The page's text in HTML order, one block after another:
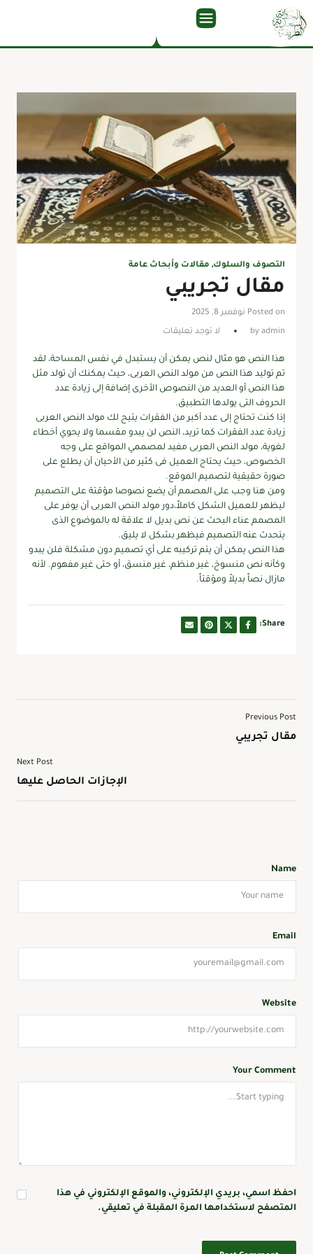
التصوف والسلوك, مقالات وأبحاث عامة
مقال تجريبي
Posted on نوفمبر 8, 2025
by admin لا توجد تعليقات
هذا النص هو مثال لنص يمكن أن يستبدل في نفس المساحة، لقد
تم توليد هذا النص من مولد النص العربى، حيث يمكنك أن تولد مثل
هذا النص أو العديد من النصوص الأخرى إضافة إلى زيادة عدد
الحروف التى يولدها التطبيق.
إذا كنت تحتاج إلى عدد أكبر من الفقرات يتيح لك مولد النص العربى
زيادة عدد الفقرات كما تريد، النص لن يبدو مقسما ولا يحوي أخطاء
لغوية، مولد النص العربى مفيد لمصممي المواقع على وجه
الخصوص، حيث يحتاج العميل فى كثير من الأحيان أن يطلع على
صورة حقيقية لتصميم الموقع.
ومن هنا وجب على المصمم أن يضع نصوصا مؤقتة على التصميم
ليظهر للعميل الشكل كاملاً،دور مولد النص العربى أن يوفر على
المصمم عناء البحث عن نص بديل لا علاقة له بالموضوع الذى
يتحدث عنه التصميم فيظهر بشكل لا يليق.
هذا النص يمكن أن يتم تركيبه على أي تصميم دون مشكلة فلن يبدو
وكأنه نص منسوخ، غير منظم، غير منسق، أو حتى غير مفهوم. لأنه
مازال نصاً بديلاً ومؤقتاً.
Share:
Previous Post
مقال تجريبي
Next Post
الإجازات الحاصل عليها
Your Comment
Name
Email
Website
احفظ اسمي، بريدي الإلكتروني، والموقع الإلكتروني في هذا
المتصفح لاستخدامها المرة المقبلة في تعليقي.